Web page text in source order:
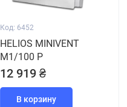
Код: 6452
HELIOS MINIVENT
M1/100 P
12 919 ₴
В корзину